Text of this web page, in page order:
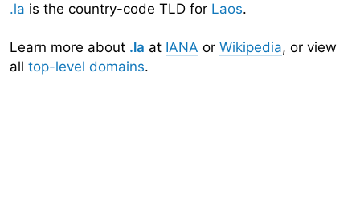
.la is the country-code TLD for Laos.
Learn more about .la at IANA or Wikipedia, or view
all top-level domains.